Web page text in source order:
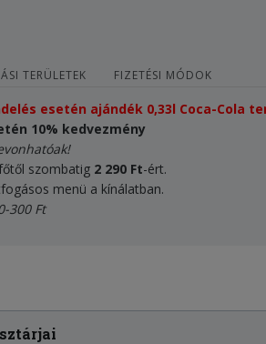
TERÜLETEK FIZETÉSI MÓDOK
esetén ajándék 0,33l Coca-Cola
10% kedvezmény
szombatig 2 290 Ft-ért.
menü a kínálatban.
300 Ft